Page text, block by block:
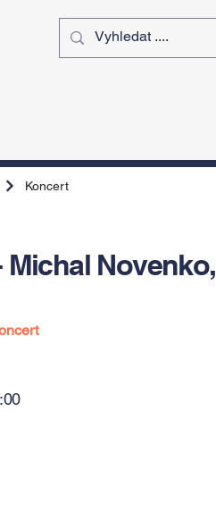
Koncert
Michal Novenko,